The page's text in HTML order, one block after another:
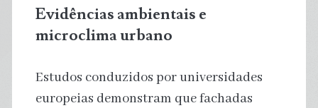
Evidências ambientais e
microclima urbano
Estudos conduzidos por universidades
europeias demonstram que fachadas